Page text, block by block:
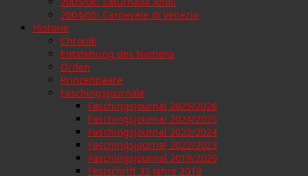
2004/05: Carnevale di Venezia
Historie
Chronik
Entstehung des Namens
Orden
Prinzenpaare
Faschingsjournale
Faschingsjournal 2025/2026
Faschingsjournal 2024/2025
Faschingsjournal 2023/2024
Faschingsjournal 2022/2023
Faschingsjournal 2019/2020
Festschrift 33 Jahre 2019